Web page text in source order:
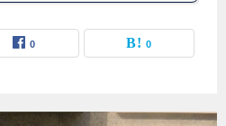
0 0